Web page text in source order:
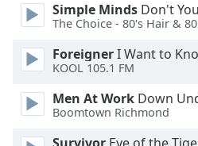
window.
Text
Color
Opacity
Simple Minds Don't
The Choice - 80's Hair &
ForeignerI Want to
KOOL 105.1 FM
Men At Work Down
Boomtown Richmond